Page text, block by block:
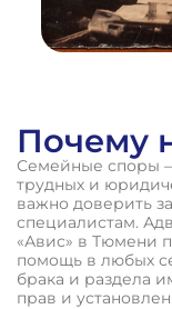
Почему
Семейные споры
трудных и
важно доверить
специалистам.
«Авис» в Тюмени
помощь в любых
брака и раздела
прав и